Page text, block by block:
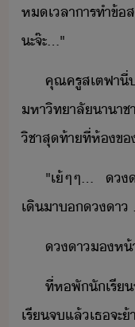
หเลา​าร​ทำ​ข้
ะจ๊ะ​...​"
คุณครู​สเต​ฟาี​่​
หาิทาลั​าา
ิชา​สุท้า​ที่​ห้​ข
"​เ้​ๆ​ๆ​...​
เิ​า​​า​
า​ห
ที่​หพั​ัเรี
เรีจ​แล้​เธ​จะ​